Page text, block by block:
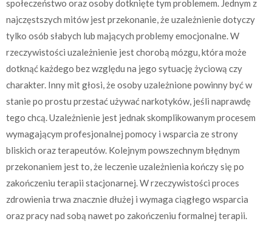
społeczeństwo oraz osoby dotknięte tym problemem. Jednym z
najczęstszych mitów jest przekonanie, że uzależnienie dotyczy
tylko osób słabych lub mających problemy emocjonalne. W
rzeczywistości uzależnienie jest chorobą mózgu, która może
dotknąć każdego bez względu na jego sytuację życiową czy
charakter. Inny mit głosi, że osoby uzależnione powinny być w
stanie po prostu przestać używać narkotyków, jeśli naprawdę
tego chcą. Uzależnienie jest jednak skomplikowanym procesem
wymagającym profesjonalnej pomocy i wsparcia ze strony
bliskich oraz terapeutów. Kolejnym powszechnym błędnym
przekonaniem jest to, że leczenie uzależnienia kończy się po
zakończeniu terapii stacjonarnej. W rzeczywistości proces
zdrowienia trwa znacznie dłużej i wymaga ciągłego wsparcia
oraz pracy nad sobą nawet po zakończeniu formalnej terapii.